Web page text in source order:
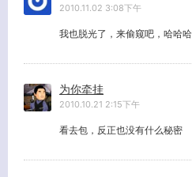
2010.11.02 3:08下午
我也脱光了，来偷窥吧，哈哈哈
为你牵挂
2010.10.21 2:15下午
看去包，反正也没有什么秘密